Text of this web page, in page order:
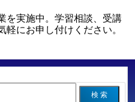
を実施中。学習相談、受講
にお申し付けください。
検 索